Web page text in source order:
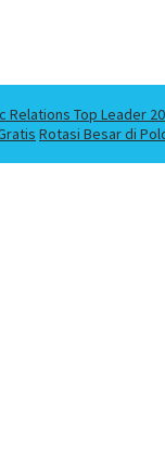
Relations Top Leader
Rotasi Besar di